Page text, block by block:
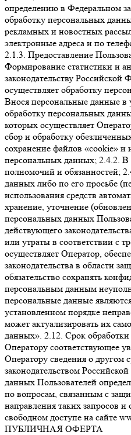
определению в
обработку персональных
рекламных и новостных
электронные адреса и по
2.1.3. Предоставление
Формирование статистики и
законодательству
осуществляет обработку
Внося персональные данные в
обработку персональных
которых осуществляет
сбор и обработку
сохранение файлов «cookie» и
персональных данных; 2.4.2. В
полномочий и обязанностей;
данных либо по его просьбе
использования средств
хранение, уточнение
персональных данных
действующего
или утраты в соответствии с
осуществляет Оператор,
законодательства в области
обязательство сохранять
персональным данным
персональные данные
установленном порядке
может актуализировать их
данных». 2.12. Срок
Оператору соответствующее
Оператору сведения о другом
законодательством
данных Пользователей
по вопросам, связанным с
направления таких запросов
свободном доступе на сайте
ПУБЛИЧНАЯ ОФЕРТА